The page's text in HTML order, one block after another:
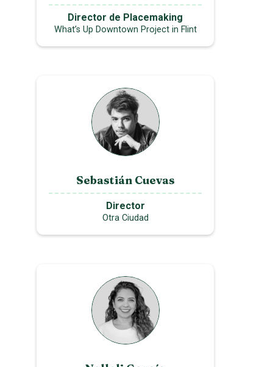
Director de Placemaking
What’s Up Downtown Project in Flint
Sebastián Cuevas
Director
Otra Ciudad